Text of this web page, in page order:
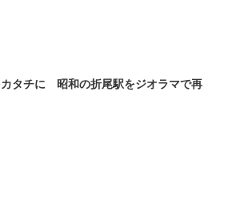
タチに 昭和の折尾駅をジオラマで再